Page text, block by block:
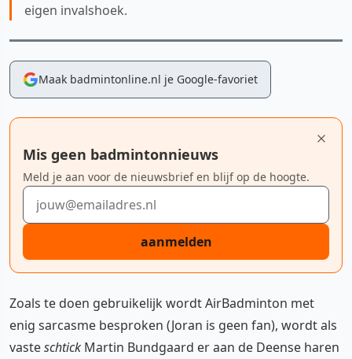
eigen invalshoek.
Maak badmintonline.nl je Google-favoriet
Mis geen badmintonnieuws
Meld je aan voor de nieuwsbrief en blijf op de hoogte.
E-mailadres
aanmelden
Zoals te doen gebruikelijk wordt AirBadminton met
enig sarcasme besproken (Joran is geen fan), wordt als
vasteschtick Martin Bundgaard er aan de Deense haren